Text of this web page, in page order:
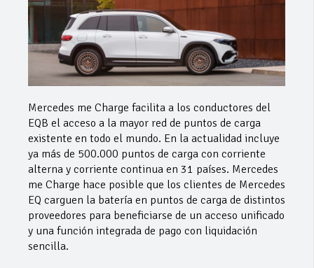
Mercedes me Charge facilita a los conductores del
EQB el acceso a la mayor red de puntos de carga
existente en todo el mundo. En la actualidad incluye
ya más de 500.000 puntos de carga con corriente
alterna y corriente continua en 31 países. Mercedes
me Charge hace posible que los clientes de Mercedes
EQ carguen la batería en puntos de carga de distintos
proveedores para beneficiarse de un acceso unificado
y una función integrada de pago con liquidación
sencilla.